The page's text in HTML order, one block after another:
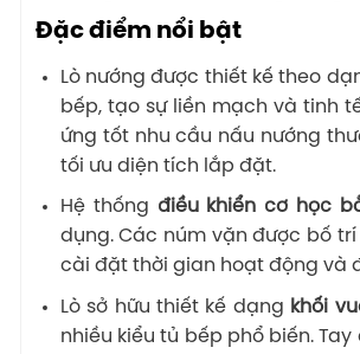
Đặc điểm nổi bật
Lò nướng được thiết kế theo
bếp, tạo sự liền mạch và tinh
ứng tốt nhu cầu nấu nướng
tối ưu diện tích lắp đặt.
Hệ thống điều khiển cơ học
dụng. Các núm vặn được bố
cài đặt thời gian hoạt động và
Lò sở hữu thiết kế dạng khối
nhiều kiểu tủ bếp phổ biến.